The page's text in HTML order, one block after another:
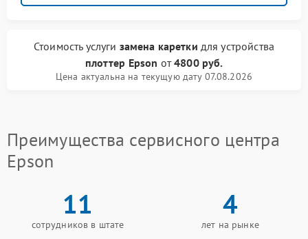
Стоимость услуги замена каретки для устройства
плоттер Epson от4800 руб.
Цена актуальна на текущую дату 07.08.2026
Преимущества сервисного центра
Epson
11
сотрудников в штате
4
лет на рынке